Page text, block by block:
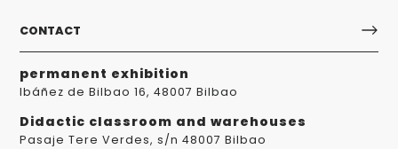
CONTACT
permanent exhibition
Ibáñez de Bilbao 16, 48007 Bilbao
Didactic classroom and warehouses
Pasaje Tere Verdes, s/n 48007 Bilbao